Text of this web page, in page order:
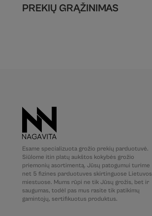
PREKIŲ GRĄŽINIMAS
Esame specializuota grožio prekių parduotuvė.
Siūlome itin platų aukštos kokybės grožio
priemonių asortimentą. Jūsų patogumui turime
net 5 fizines parduotuves skirtinguose Lietuvos
miestuose. Mums rūpi ne tik Jūsų grožis, bet ir
saugumas, todėl pas mus rasite tik patikimų
gamintojų, sertifikuotus produktus.